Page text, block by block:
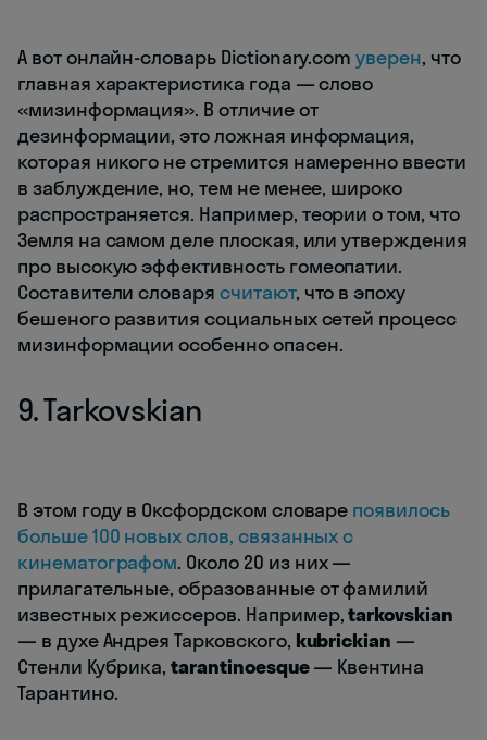
А вот онлайн-словарь Dictionary.comуверен, что
главная характеристика года — слово
«мизинформация». В отличие от
дезинформации, это ложная информация,
которая никого не стремится намеренно ввести
в заблуждение, но, тем не менее, широко
распространяется. Например, теории о том, что
Земля на самом деле плоская, или утверждения
про высокую эффективность гомеопатии.
Составители словаря считают, что в эпоху
бешеного развития социальных сетей процесс
мизинформации особенно опасен.
9. Tarkovskian
В этом году в Оксфордском словаре появилось
больше 100 новых слов, связанных с
кинематографом. Около 20 из них —
прилагательные, образованные от фамилий
известных режиссеров. Например,tarkovskian
— в духе Андрея Тарковского, kubrickian —
Стенли Кубрика,tarantinoesque— Квентина
Тарантино.